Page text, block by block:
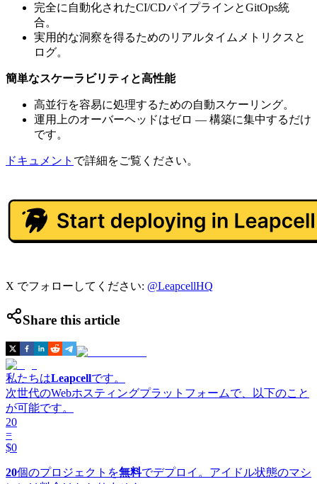
完全に自動化されたCI/CDパイプラインとGitOps統
合。
実用的な洞察を得るためのリアルタイムメトリクスと
ログ。
簡単なスケーラビリティと高性能
高並行を容易に処理するための自動スケーリング。
運用上のオーバーヘッドはゼロ — 構築に集中するだけ
です。
ドキュメント で詳細をご覧ください。
X でフォローしてください: @LeapcellHQ
Share this article
私たちはLeapcellです。
次世代のWebホスティングプラットフォームで、以下のこと
が可能です。
20
=
$0
20個のプロジェクトを無料でデプロイ。アイドル状態のマシ